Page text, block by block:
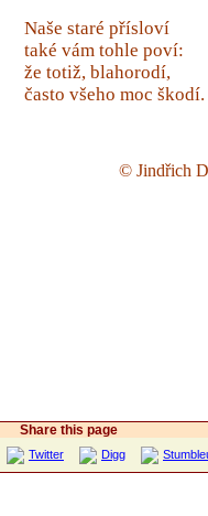
Naše staré přísloví
také vám tohle poví:
že totiž, blahorodí,
často všeho moc škodí.
© Jindřich
Share this page
Twitter Digg